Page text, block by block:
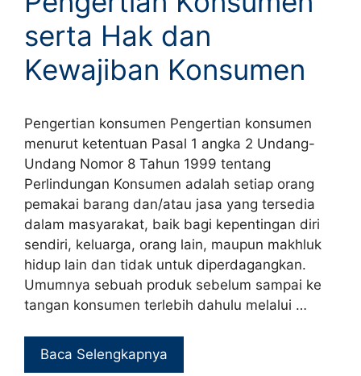
serta Hak dan
Kewajiban Konsumen
Pengertian konsumen Pengertian konsumen
menurut ketentuan Pasal 1 angka 2 Undang-
Undang Nomor 8 Tahun 1999 tentang
Perlindungan Konsumen adalah setiap orang
pemakai barang dan/atau jasa yang tersedia
dalam masyarakat, baik bagi kepentingan diri
sendiri, keluarga, orang lain, maupun makhluk
hidup lain dan tidak untuk diperdagangkan.
Umumnya sebuah produk sebelum sampai ke
tangan konsumen terlebih dahulu melalui …
Baca Selengkapnya